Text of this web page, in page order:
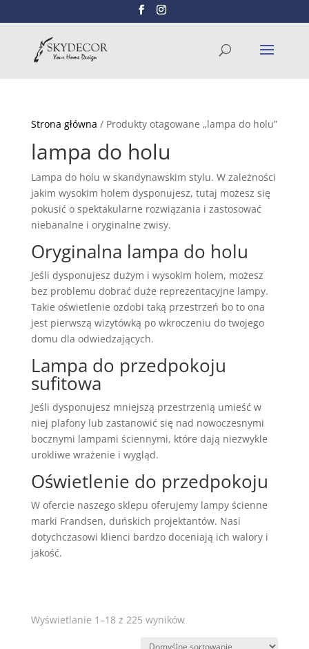
Strona główna / Produkty otagowane „lampa do holu”
lampa do holu
Lampa do holu w skandynawskim stylu. W zależności
jakim wysokim holem dysponujesz, tutaj możesz się
pokusić o spektakularne rozwiązania i zastosować
niebanalne i oryginalne zwisy.
Oryginalna lampa do holu
Jeśli dysponujesz dużym i wysokim holem, możesz
bez problemu dobrać duże reprezentacyjne lampy.
Takie oświetlenie ozdobi taką przestrzeń bo to ona
jest pierwszą wizytówką po wkroczeniu do twojego
domu dla odwiedzających.
Lampa do przedpokoju
sufitowa
Jeśli dysponujesz mniejszą przestrzenią umieść w
niej plafony lub zastanowić się nad nowoczesnymi
bocznymi lampami ściennymi, które dają niezwykle
urokliwe wrażenie i wygląd.
Oświetlenie do przedpokoju
W ofercie naszego sklepu oferujemy lampy ścienne
marki Frandsen, duńskich projektantów. Nasi
dotychczasowi klienci bardzo doceniają ich walory i
jakość.
Wyświetlanie 1–18 z 225 wyników